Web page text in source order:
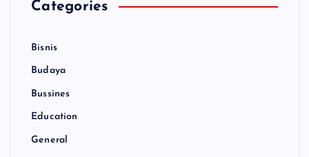
Categories
Bisnis
Budaya
Bussines
Education
General